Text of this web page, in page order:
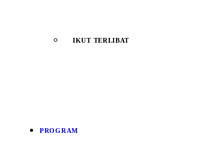
IKUT TERLIBAT
PROGRAM